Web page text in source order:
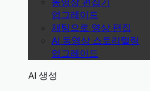
업그레이드
채팅으로 영상 편집
AI 동영상 스토리텔링
업그레이드
AI 생성